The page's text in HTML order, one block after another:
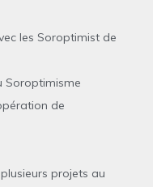
les Soroptimist de
Soroptimisme
de
projets au